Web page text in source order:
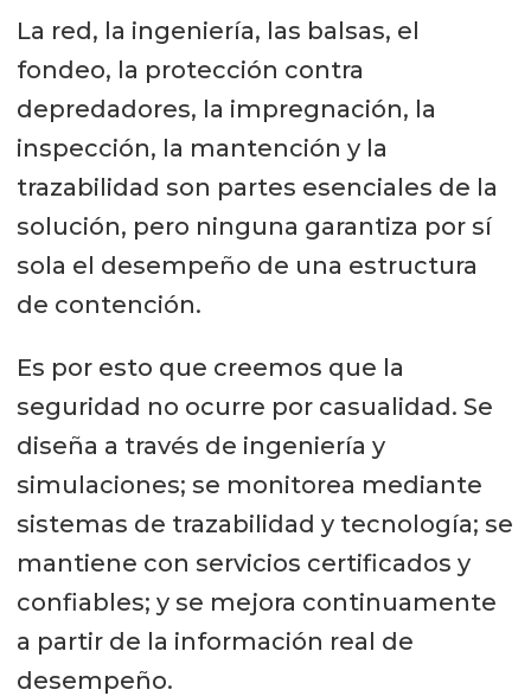
Chile con equipos técnicos, servicios
especializados, ingeniería,
embarcaciones y una
infraestructura que nos permite
acompañar a nuestros clientes y
transformar necesidades concretas
en soluciones concretas.
Para nosotros, presencia local no
significa solamente vender
productos en un país. Significa
formar parte de su ecosistema
productivo, entender su cultura,
generar empleo, contribuir a las
comunidades y actuar con
responsabilidad en los lugares
donde operamos. Badinotti ya
cumple 40 años en Chile y 25 años
La red, la ingeniería, las balsas, el
fondeo, la protección contra
depredadores, la impregnación, la
inspección, la mantención y la
trazabilidad son partes esenciales de la
solución, pero ninguna garantiza por sí
sola el desempeño de una estructura
de contención.
Es por esto que creemos que la
seguridad no ocurre por casualidad. Se
diseña a través de ingeniería y
simulaciones; se monitorea mediante
sistemas de trazabilidad y tecnología; se
mantiene con servicios certificados y
confiables; y se mejora continuamente
a partir de la información real de
desempeño.